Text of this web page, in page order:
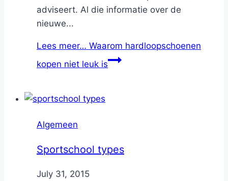
adviseert. Al die informatie over de
nieuwe...
Lees meer… Waarom hardloopschoenen
kopen niet leuk is
Algemeen
Sportschool types
ByNicole
July 31, 2015